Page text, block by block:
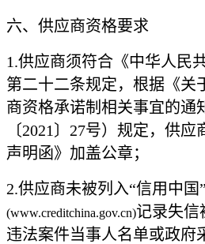
六、供应商资格要求
1.供应商须符合《中华人民
第二十二条规定，根据《关
商资格承诺制相关事宜的通
〔2021〕27号） 规定，供应
声明函》加盖公章；
2.供应商未被列入“信用中国
(www.creditchina.gov.cn)记录失信
违法案件当事人名单或政府